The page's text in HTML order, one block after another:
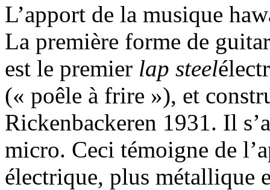
L’apport de la musique
La première forme de
est le premier lap steel
(« poêle à frire »), et
Rickenbackeren 1931. Il
micro. Ceci témoigne de
électrique, plus métallique